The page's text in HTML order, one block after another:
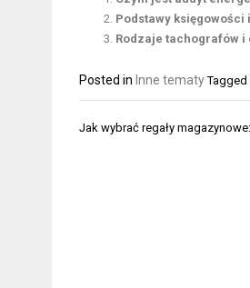
Podstawy
Rodzaje tachografów
Posted in Inne tematy Tagged
Nawigacja
Jak wybrać regały